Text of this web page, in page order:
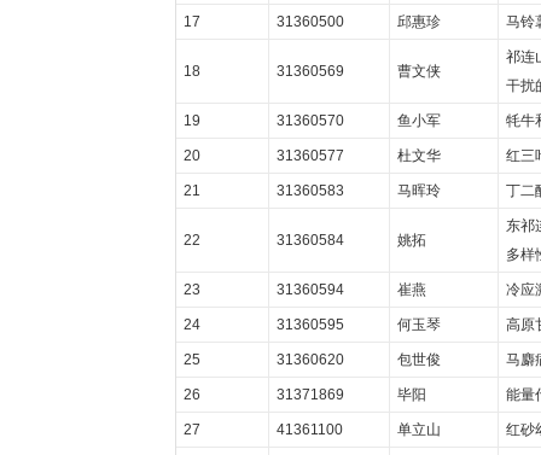
17 31360500 邱惠珍 马铃
18 31360569 曹文侠
祁连
干扰
19 31360570 鱼小军 牦牛
20 31360577 杜文华 红三
21 31360583 马晖玲 丁二
22 31360584 姚拓
东祁
多样
23 31360594 崔燕 冷应
24 31360595 何玉琴 高原
25 31360620 包世俊 马麝
26 31371869 毕阳 能量
27 41361100 单立山 红砂